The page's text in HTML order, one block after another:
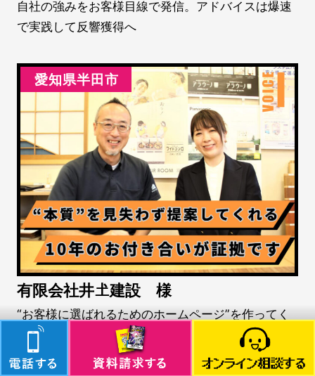
自社の強みをお客様目線で発信。アドバイスは爆速
で実践して反響獲得へ
愛知県半田市
有限会社井𡈽建設 様
“お客様に選ばれるためのホームページ”を作ってく
れる、アババイ一筋！